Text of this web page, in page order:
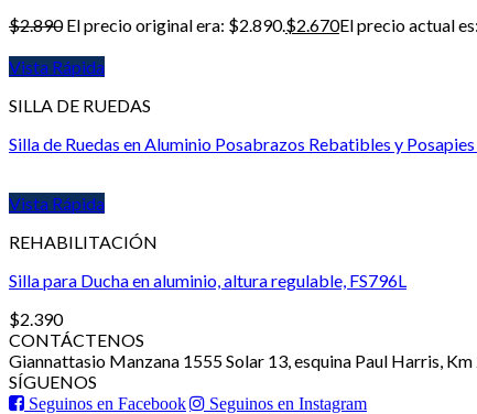
$2.890 El precio original era: $2.890.$2.670El precio actual
Vista Rápida
SILLA DE RUEDAS
Silla de Ruedas en Aluminio Posabrazos Rebatibles y
Vista Rápida
REHABILITACIÓN
Silla para Ducha en aluminio, altura regulable, FS796L
$2.390
CONTÁCTENOS
Giannattasio Manzana 1555 Solar 13, esquina Paul Harris,
SÍGUENOS
Seguinos en Facebook Seguinos en Instagram